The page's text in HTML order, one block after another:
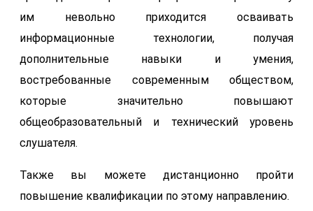
им невольно приходится осваивать
информационные технологии, получая
дополнительные навыки и умения,
востребованные современным обществом,
которые значительно повышают
общеобразовательный и технический уровень
слушателя.
Также вы можете дистанционно пройти
повышение квалификации по этому направлению.